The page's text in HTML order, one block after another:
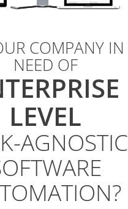
COMPANY IN
NEED OF
LEVEL
AGNOSTIC